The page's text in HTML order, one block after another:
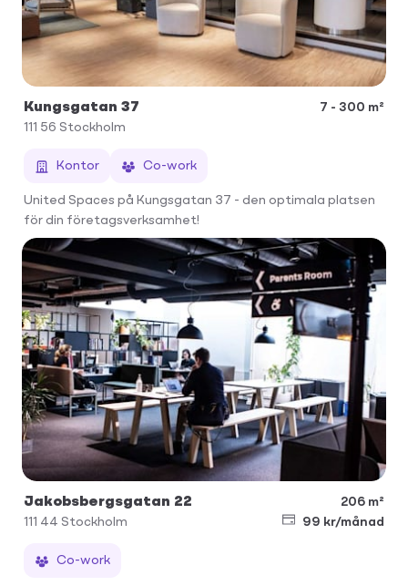
Kungsgatan 37
7 - 300 m²
111 56 Stockholm
Kontor Co-work
United Spaces på Kungsgatan 37 - den optimala platsen
för din företagsverksamhet!
Jakobsbergsgatan 22
206 m²
111 44 Stockholm 99 kr/månad
Co-work